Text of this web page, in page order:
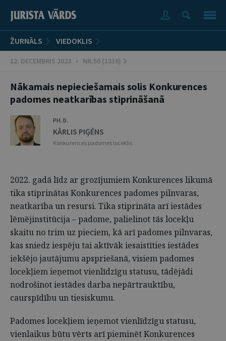
ŽURNĀLS VIEDOKLIS
12. DECEMBRIS 2023 • NR.50 (1316)
Nākamais nepieciešamais solis Konkurences
padomes neatkarības stiprināšanā
PH. D.
KĀRLIS PIĢĒNS
Konkurences padomes loceklis
2022. gadā līdz ar grozījumiem Konkurences likumā
tika stiprinātas Konkurences padomes pilnvaras,
neatkarība un resursi. Tika stiprināta arī iestādes
lēmējinstitūcija – padome, palielinot tās locekļu
skaitu no trim uz pieciem, kā arī padomes pilnvaras,
kas sniedz iespēju tai aktīvāk iesaistīties iestādes
iekšējo jautājumu apspriešanā, visiem padomes
locekļiem ieņemot vienlīdzīgu statusu, tādējādi
nodrošinot iestādes darba nepārtrauktību,
caurspīdību un tiesiskumu.
Padomes locekļiem ieņemot vienlīdzīgu statusu,
vienlaikus būtu vērts arī pieminēt Konkurences